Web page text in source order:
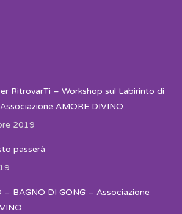
RitrovarTi – Workshop sul Labirinto di
AMORE DIVINO
2019
passerà
– BAGNO DI GONG – Associazione